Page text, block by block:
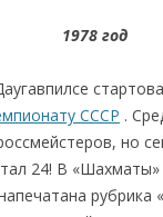
1978 год
СССР .
но
24! В
рубрика